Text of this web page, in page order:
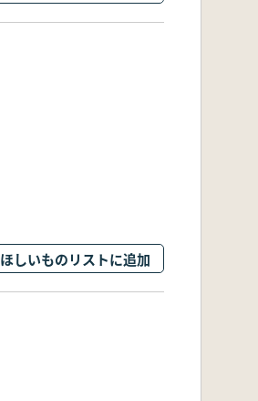
ほしいものリストに追加